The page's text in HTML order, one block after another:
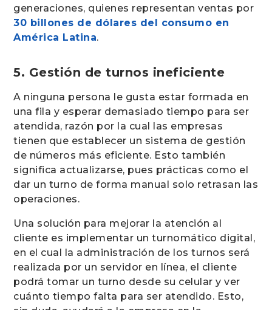
generaciones, quienes representan ventas por
30 billones de dólares del consumo en
América Latina.
5. Gestión de turnos ineficiente
A ninguna persona le gusta estar formada en
una fila y esperar demasiado tiempo para ser
atendida, razón por la cual las empresas
tienen que establecer un sistema de gestión
de números más eficiente. Esto también
significa actualizarse, pues prácticas como el
dar un turno de forma manual solo retrasan las
operaciones.
Una solución para mejorar la atención al
cliente es implementar un turnomático digital,
en el cual la administración de los turnos será
realizada por un servidor en línea, el cliente
podrá tomar un turno desde su celular y ver
cuánto tiempo falta para ser atendido. Esto,